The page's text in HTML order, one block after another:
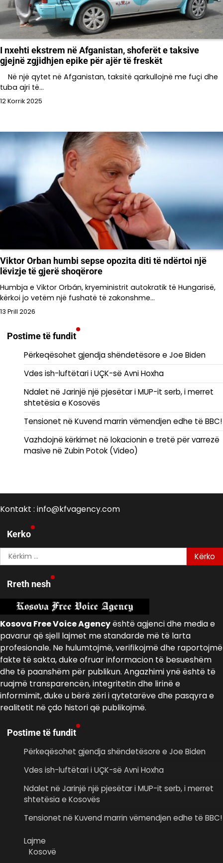
I nxehti ekstrem në Afganistan, shoferët e taksive
gjejnë zgjidhjen epike për ajër të freskët
Në një qytet në Afganistan, taksitë qarkullojnë me fuçi dhe
tuba ajri të…
12 Korrik 2025
Viktor Orban humbi sepse opozita diti të ndërtoi një
lëvizje të gjerë shoqërore
Humbja e Viktor Orbán, kryeministrit autokratik të Hungarisë,
kërkoi jo vetëm një fushatë të zakonshme…
13 Prill 2026
Postime të fundit
Përkeqësohet gjendja shëndetësore e Joe Biden
Vdes ish-luftëtari i UÇK-së Avni Hoxha
Ndalet në Jarinjë një pjesëtar i MUP-it serb, i merret
shtetësia e Kosovës
Tensionet në Kuvend marrin vëmendjen edhe të BBC!
Vazhdojnë kërkimet në lokacionin e tretë për varrezë
masive në Zubin Potok (Video)
Kontakt : info@kfvagency.com
Kerko
Kërko
për:
Rreth nesh
Kosova Free Voice Agencyështë agjenci dhe media e
pavarur që sjell lajmet me standarde më të larta
profesionale. Ne hulumtojmë, verifikojmë dhe raportojmë
fakte të sakta, duke ofruar informacion të besueshëm
dhe të paanshëm për publikun. Angazhimi ynë është të
ruajmë transparencën, integritetin dhe lirinë e
informimit, duke u bërë zëri i qytetarëve dhe pasqyra e
realitetit në çdo histori që publikojmë.
Postime të fundit
Përkeqësohet gjendja shëndetësore e Joe Biden
Vdes ish-luftëtari i UÇK-së Avni Hoxha
Ndalet në Jarinjë një pjesëtar i MUP-it serb, i merret
shtetësia e Kosovës
Tensionet në Kuvend marrin vëmendjen edhe të BBC!
Lajme
Kosovë